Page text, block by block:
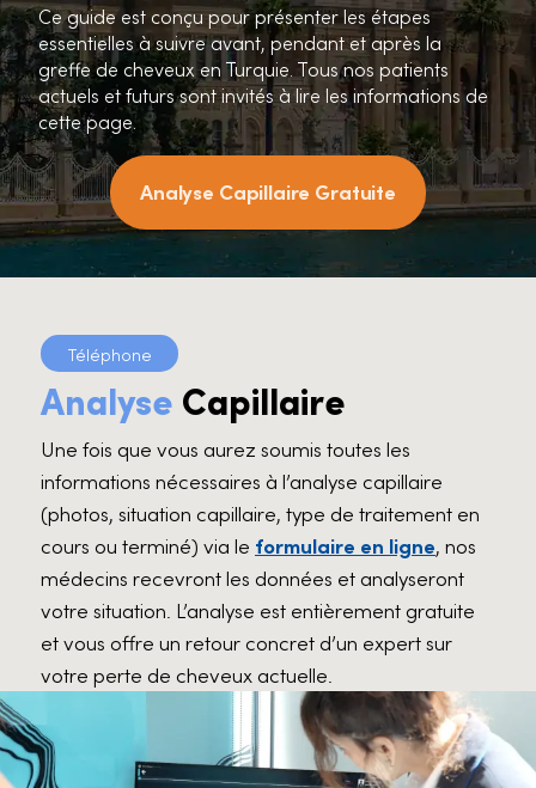
Ce guide est conçu pour présenter les étapes
essentielles à suivre avant, pendant et après la
greffe de cheveux en Turquie. Tous nos patients
actuels et futurs sont invités à lire les informations de
cette page.
Analyse Capillaire Gratuite
Téléphone
Analyse Capillaire
Une fois que vous aurez soumis toutes les
informations nécessaires à l’analyse capillaire
(photos, situation capillaire, type de traitement en
cours ou terminé) via le formulaire en ligne, nos
médecins recevront les données et analyseront
votre situation. L’analyse est entièrement gratuite
et vous offre un retour concret d’un expert sur
votre perte de cheveux actuelle.